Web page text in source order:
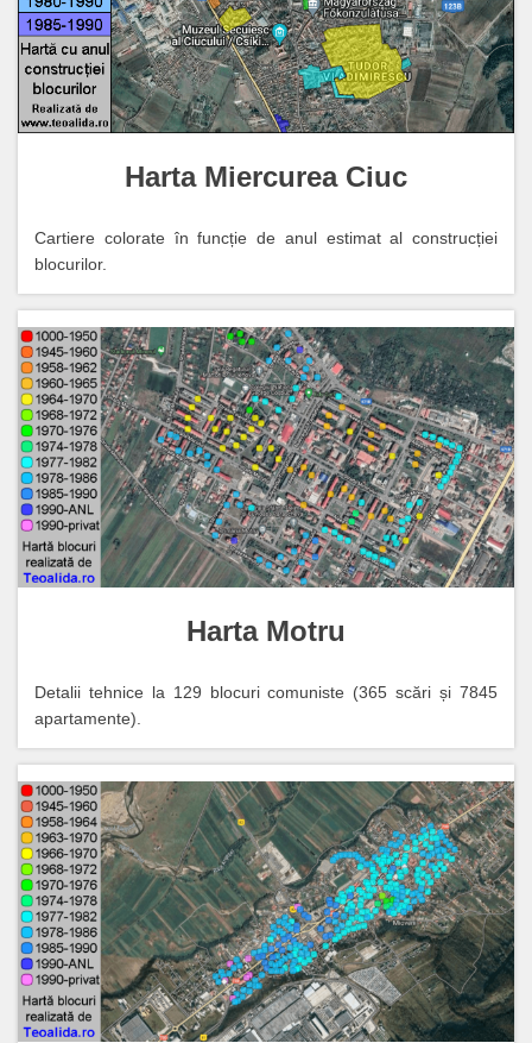
Harta Miercurea Ciuc
Cartiere colorate în funcție de anul estimat al construcției
blocurilor.
Harta Motru
Detalii tehnice la 129 blocuri comuniste (365 scări și 7845
apartamente).